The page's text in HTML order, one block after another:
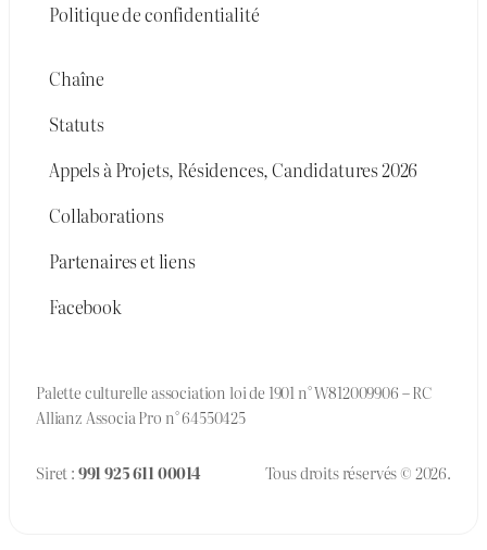
Politique de confidentialité
Chaîne
Statuts
Appels à Projets, Résidences, Candidatures 2026
Collaborations
Partenaires et liens
Facebook
Palette culturelle association loi de 1901 n° W812009906 – RC
Allianz Associa Pro n° 64550425
Siret :991 925 611 00014 Tous droits réservés © 2026.